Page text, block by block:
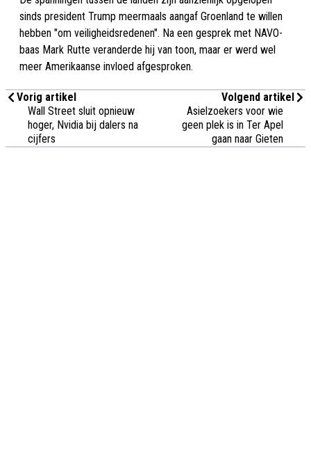
sinds president Trump meermaals aangaf Groenland te willen
hebben "om veiligheidsredenen". Na een gesprek met NAVO-
baas Mark Rutte veranderde hij van toon, maar er werd wel
meer Amerikaanse invloed afgesproken.
Vorig artikel
Wall Street sluit opnieuw
hoger, Nvidia bij dalers na
cijfers
Volgend artikel
Asielzoekers voor wie
geen plek is in Ter Apel
gaan naar Gieten